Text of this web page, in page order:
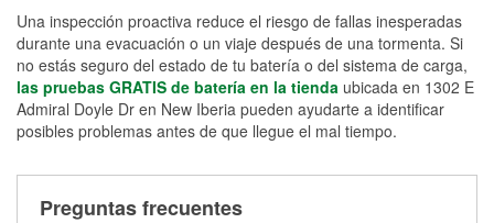
Una inspección proactiva reduce el riesgo de fallas inesperadas
durante una evacuación o un viaje después de una tormenta. Si
no estás seguro del estado de tu batería o del sistema de carga,
las pruebas GRATIS de batería en la tienda ubicada en 1302 E
Admiral Doyle Dr en New Iberia pueden ayudarte a identificar
posibles problemas antes de que llegue el mal tiempo.
Preguntas frecuentes